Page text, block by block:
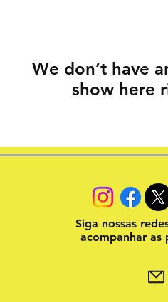
We don’t have
show here
Siga nossas
acompanhar as